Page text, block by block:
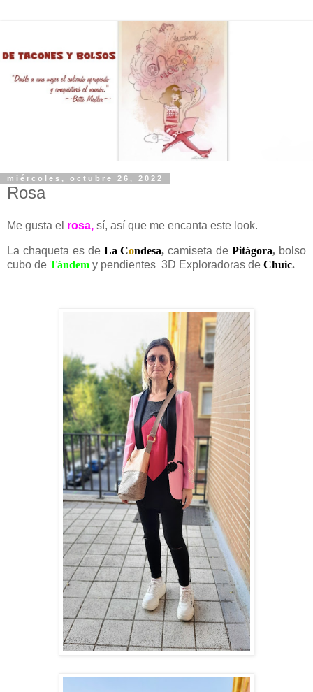
miércoles, octubre 26, 2022
Rosa
Me gusta el rosa, sí, así que me encanta este look.
La chaqueta es de La Condesa, camiseta dePitágora, bolso
cubo de Tándem y pendientes 3D Exploradoras de Chuic.